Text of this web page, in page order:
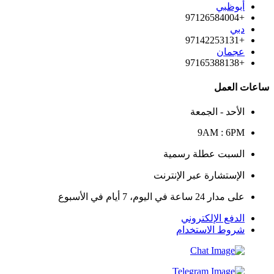
أبوظبي
+97126584004
دبي
+97142253131
عجمان
+97165388138
ساعات العمل
الأحد - الجمعة
9AM : 6PM
السبت عطلة رسمية
الإستشارة عبر الإنترنت
على مدار 24 ساعة في اليوم، 7 أيام في الأسبوع
الدفع الإلكتروني
شروط الاستخدام